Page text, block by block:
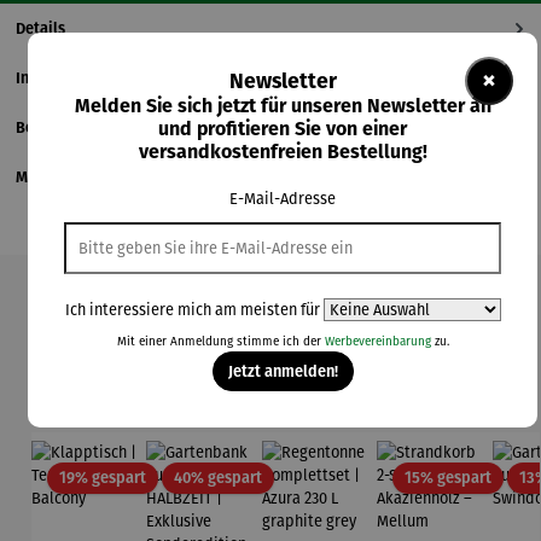
Details
Informationen zum Hersteller
Bewertungen
Magazinbeitrag
Produktgalerie überspringen
Kunden kauften auch
19% gespartRabatt40% gespartRabatt 15% gespartRabatt
×
Newsletter
Melden Sie sich jetzt für unseren Newsletter an
und profitieren Sie von einer
versandkostenfreien Bestellung!
E-Mail-Adresse
Ich interessiere mich am meisten für
Mit einer Anmeldung stimme ich der Werbevereinbarungzu.
Jetzt anmelden!